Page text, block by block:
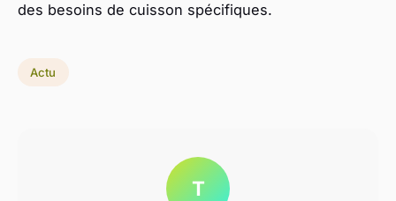
des besoins de cuisson spécifiques.
Actu
T